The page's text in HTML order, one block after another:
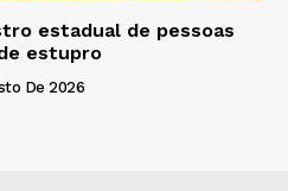
estadual de pessoas
estupro
De 2026